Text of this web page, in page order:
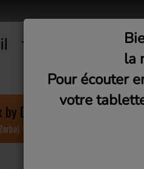
DJ Zorba #4 (Vendredi
la
Pour écouter
votre